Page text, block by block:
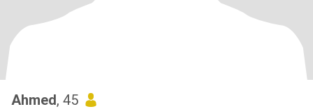
Ahmed, 45